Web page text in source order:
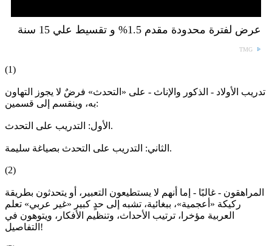
عرض لفترة محدودة مقدم 1.5% و تقسيط علي 15 سنة
TMG
(1)
تدريب الأولاد - الذكور والإناث - على «التحدث» فرضٌ لا يجوز التهاون
به، وينقسم إلى قسمين:
الأول: التدريب على التحدث.
الثاني: التدريب على التحدث بصياغة سليمة.
(2)
المراهقون - غالبًا - إما أنهم لا يستطيعون التعبير، أو يتحدثون بطريقة
ركيكة «أعجمية»، ببغائية، تشبه إلى حدٍ كبير «غير عربي» تعلم
العربية مؤخرا، ترتيب الأحداث، وتنظيم الأفكار، ويتوهون في
التفاصيل!